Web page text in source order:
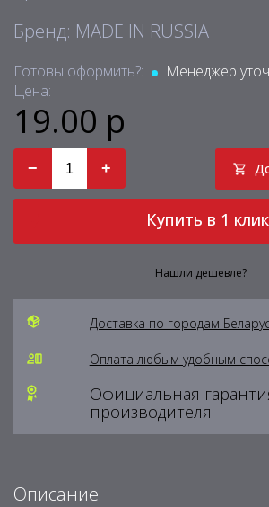
Бренд: MADE IN RUSSIA
Готовы оформить?:
Менеджер
Цена:
19.00 р
− +
Купить в 1 клик
Нашли дешевле?
Доставка по городам
Оплата любым удобным
Официальная
производителя
Описание